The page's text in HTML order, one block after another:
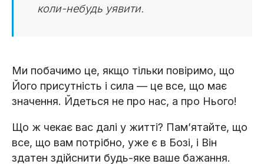
коли-небудь уявити.
Ми побачимо це, якщо тільки повіримо, що
Його присутність і сила — це все, що має
значення. Йдеться не про нас, а про Нього!
Що ж чекає вас далі у житті? Пам’ятайте, що
все, що вам потрібно, уже є в Бозі, і Він
здатен здійснити будь-яке ваше бажання.